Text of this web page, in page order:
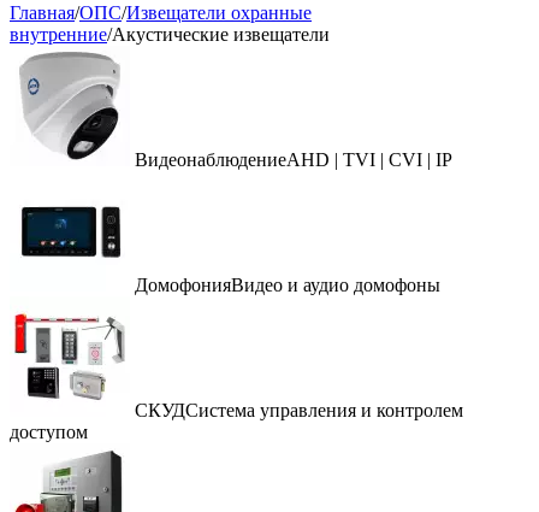
Главная/ОПС/Извещатели охранные
внутренние/Акустические извещатели
ВидеонаблюдениеAHD | TVI | CVI | IP
ДомофонияВидео и аудио домофоны
СКУДСистема управления и контролем
доступом